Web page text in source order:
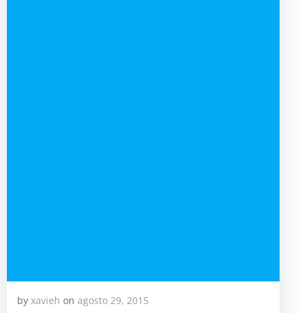
by xavieh on agosto 29, 2015